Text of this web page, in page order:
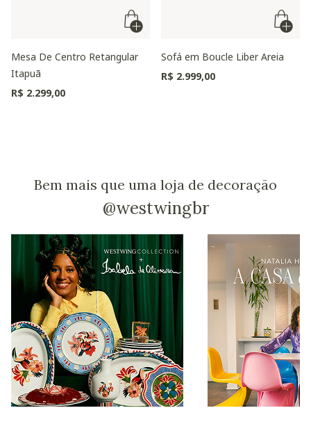
Mesa De Centro Retangular
Itapuã
R$ 2.299,00
Sofá em Boucle Liber Areia
R$ 2.999,00
Bem mais que uma loja de decoração
@westwingbr